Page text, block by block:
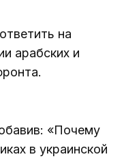
на
арабских и
«Почему
в украинской